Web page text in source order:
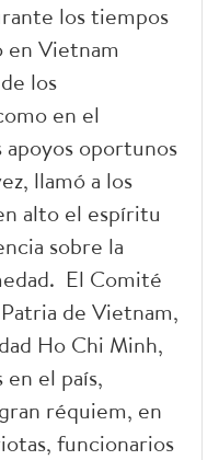
los tiempos
en Vietnam
los
en el
oportunos
llamó a los
alto el espíritu
sobre la
El Comité
de Vietnam,
Ho Chi Minh,
en el país,
réquiem, en
funcionarios